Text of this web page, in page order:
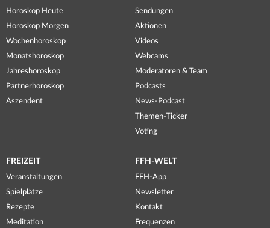
Horoskop Heute
Horoskop Morgen
Wochenhoroskop
Monatshoroskop
Jahreshoroskop
Partnerhoroskop
Aszendent
Sendungen
Aktionen
Videos
Webcams
Moderatoren & Team
Podcasts
News-Podcast
Themen-Ticker
Voting
FREIZEIT
Veranstaltungen
Spielplätze
Rezepte
Meditation
FFH-WELT
FFH-App
Newsletter
Kontakt
Frequenzen